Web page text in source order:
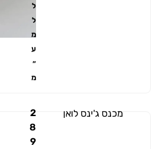
ל
ל
מ
ע
״
מ
2
8
9
מכנס ג'ינס לואן